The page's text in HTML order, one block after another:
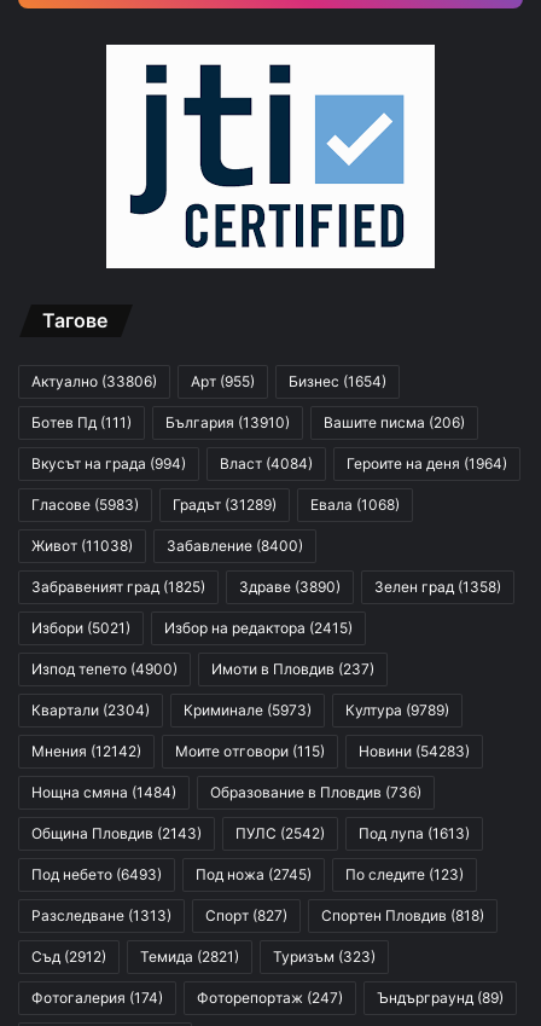
Тагове
Актуално (33806) Арт (955) Бизнес (1654)
Ботев Пд (111) България (13910) Вашите писма (206)
Вкусът на града (994) Власт (4084) Героите на деня (1964)
Гласове (5983) Градът (31289) Евала (1068)
Живот (11038) Забавление (8400)
Забравеният град (1825) Здраве (3890) Зелен град (1358)
Избори (5021) Избор на редактора (2415)
Изпод тепето (4900) Имоти в Пловдив (237)
Квартали (2304) Криминале (5973) Култура (9789)
Мнения (12142) Моите отговори (115) Новини (54283)
Нощна смяна (1484) Образование в Пловдив (736)
Община Пловдив (2143) ПУЛС (2542) Под лупа (1613)
Под небето (6493) Под ножа (2745) По следите (123)
Разследване (1313) Спорт (827) Спортен Пловдив (818)
Съд (2912) Темида (2821) Туризъм (323)
Фотогалерия (174) Фоторепортаж (247) Ъндърграунд (89)